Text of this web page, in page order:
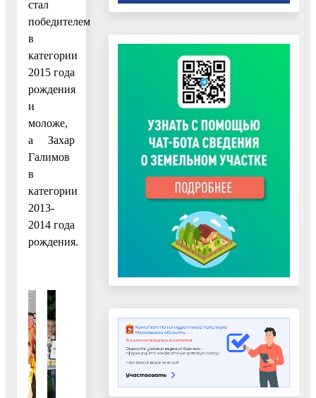
стал
победителем
в
категории
2015 года
рождения
и
моложе,
а Захар
Галимов
в
категории
2013-
2014 года
рождения.